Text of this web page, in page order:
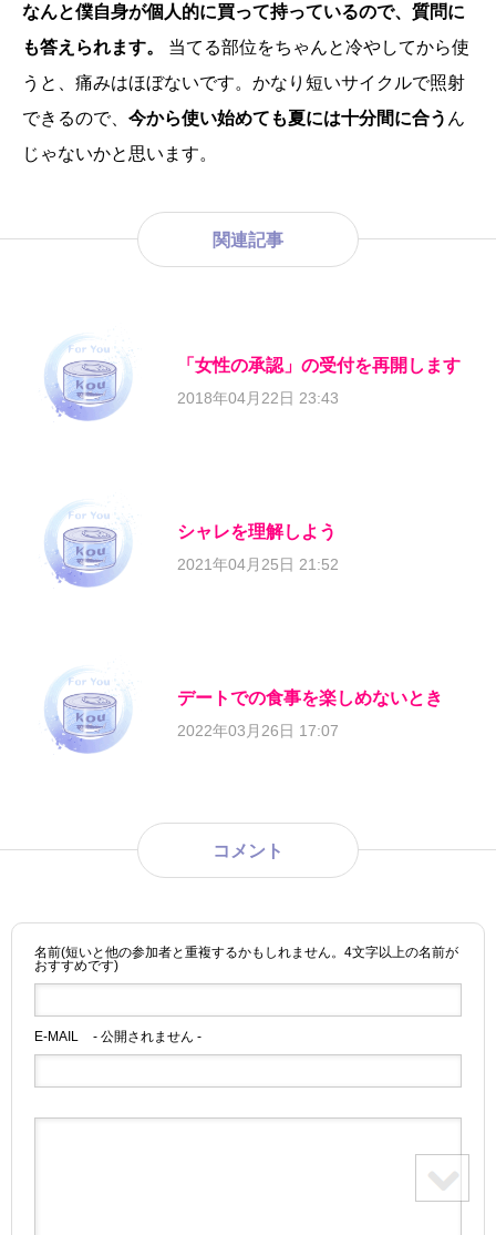
なんと僕自身が個人的に買って持っているので、質問に
も答えられます。
当てる部位をちゃんと冷やしてから使
うと、痛みはほぼないです。かなり短いサイクルで照射
できるので、 今から使い始めても夏には十分間に合う ん
じゃないかと思います。
関連記事
「女性の承認」の受付を再開します
2018年04月22日 23:43
シャレを理解しよう
2021年04月25日 21:52
デートでの食事を楽しめないとき
2022年03月26日 17:07
コメント
名前(短いと他の参加者と重複するかもしれません。4文字以上の名前が
おすすめです)
E-MAIL - 公開されません -